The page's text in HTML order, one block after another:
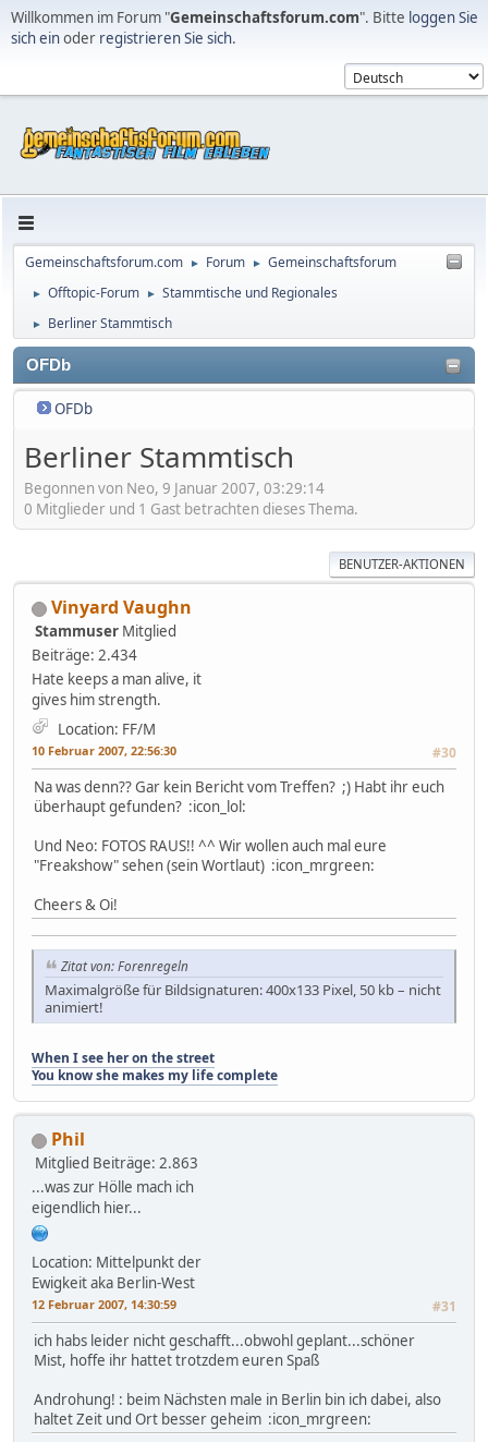
Willkommen im Forum "Gemeinschaftsforum.com". Bitte loggen Sie
sich einoder registrieren Sie sich.
Gemeinschaftsforum.com ► Forum ► Gemeinschaftsforum
► Offtopic-Forum ► Stammtische und Regionales
► Berliner Stammtisch
OFDb
OFDb
Berliner Stammtisch
Begonnen von Neo, 9 Januar 2007, 03:29:14
0 Mitglieder und 1 Gast betrachten dieses Thema.
BENUTZER-AKTIONEN
Vinyard Vaughn
Stammuser Mitglied
Beiträge: 2.434
Hate keeps a man alive, it
gives him strength.
Location: FF/M
10 Februar 2007, 22:56:30 #30
Na was denn?? Gar kein Bericht vom Treffen? ;) Habt ihr euch
überhaupt gefunden? :icon_lol:
Und Neo: FOTOS RAUS!! ^^ Wir wollen auch mal eure
"Freakshow" sehen (sein Wortlaut) :icon_mrgreen:
Cheers & Oi!
Zitat von: Forenregeln
Maximalgröße für Bildsignaturen: 400x133 Pixel, 50 kb – nicht
animiert!
When I see her on the street
You know she makes my life complete
Phil
Mitglied Beiträge: 2.863
...was zur Hölle mach ich
eigendlich hier...
Location: Mittelpunkt der
Ewigkeit aka Berlin-West
12 Februar 2007, 14:30:59 #31
ich habs leider nicht geschafft...obwohl geplant...schöner
Mist, hoffe ihr hattet trotzdem euren Spaß
Androhung! : beim Nächsten male in Berlin bin ich dabei, also
haltet Zeit und Ort besser geheim :icon_mrgreen: